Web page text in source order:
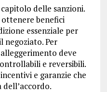
delle sanzioni.
ottenere benefici
essenziale per
negoziato. Per
deve
e reversibili.
e garanzie che